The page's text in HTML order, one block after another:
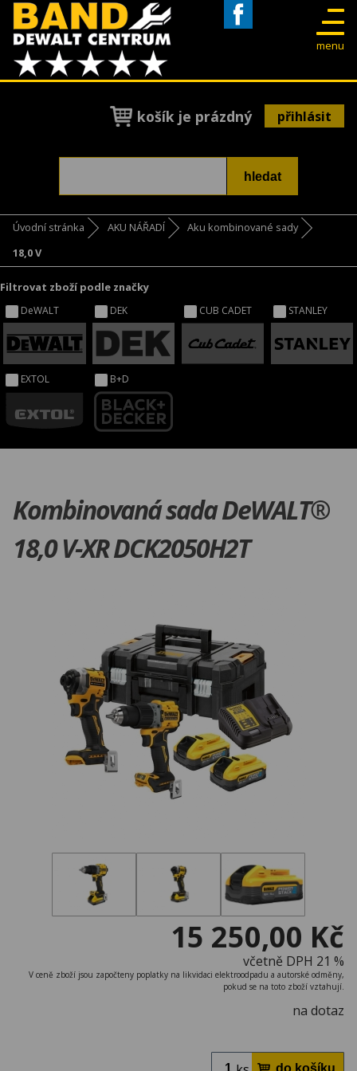
menu
košík je prázdný přihlásit
Úvodní stránka AKU NÁŘADÍ
Aku kombinované sady
18,0 V
Filtrovat zboží podle značky
DeWALT DEK CUB CADET STANLEY
EXTOL B+D
Kombinovaná sada DeWALT®
18,0 V-XR DCK2050H2T
15 250,00 Kč
včetně DPH 21 %
V ceně zboží jsou započteny poplatky na likvidaci elektroodpadu a autorské odměny,
pokud se na toto zboží vztahují.
na dotaz